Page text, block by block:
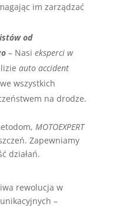
im zarządzać
od
– Nasi eksperci w
auto accident
wszystkich
na drodze.
MOTOEXPERT
Zapewniamy
działań.
rewolucja w
–